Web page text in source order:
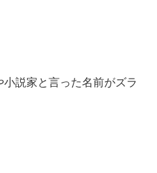
説家と言った名前がズラ